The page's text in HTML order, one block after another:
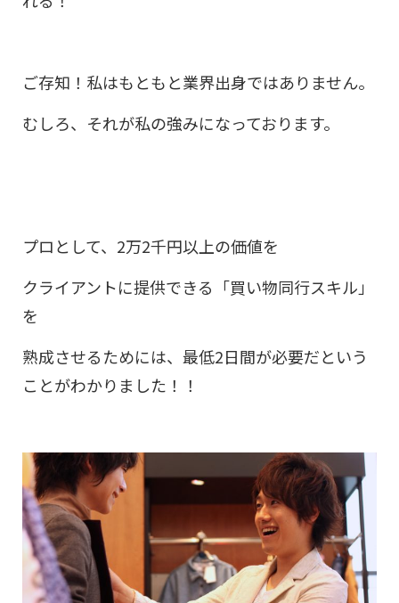
ご存知！私はもともと業界出身ではありません。
むしろ、それが私の強みになっております。
プロとして、2万2千円以上の価値を
クライアントに提供できる「買い物同行スキル」
を
熟成させるためには、最低2日間が必要だという
ことがわかりました！！